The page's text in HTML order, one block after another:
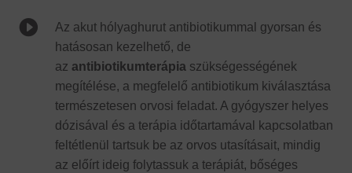

Az akut hólyaghurut antibiotikummal gyorsan és
hatásosan kezelhető, de
az antibiotikumterápia szükségességének
megítélése, a megfelelő antibiotikum kiválasztása
természetesen orvosi feladat. A gyógyszer helyes
dózisával és a terápia időtartamával kapcsolatban
feltétlenül tartsuk be az orvos utasításait, mindig
az előírt ideig folytassuk a terápiát, bőséges